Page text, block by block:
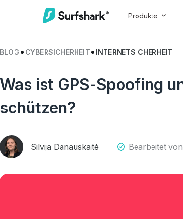
Produkte
BLOG CYBERSICHERHEIT INTERNETSICHERHEIT
Was ist GPS-Spoofing
schützen?
Silvija Danauskaitė Bearbeitet von